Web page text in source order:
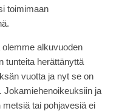
toimimaan
alkuvuoden
tunteita herättänyttä
vuotta ja nyt se on
Jokamiehenoikeuksiin ja
tai pohjavesiä ei